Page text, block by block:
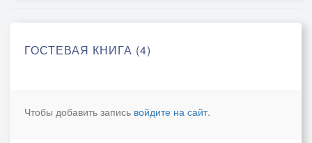
ГОСТЕВАЯ КНИГА (4)
Чтобы добавить запись войдите на сайт.